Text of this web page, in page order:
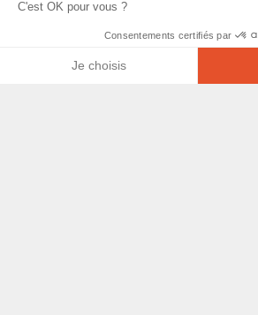
C'est OK pour vous ?
Consentements certifiés par
Je choisis